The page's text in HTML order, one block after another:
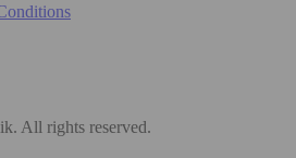
All rights reserved.